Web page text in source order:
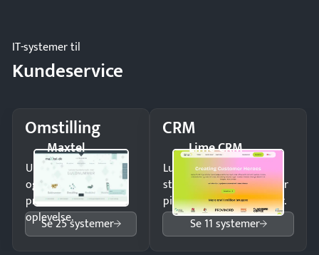
IT-systemer til
Kundeservice
Omstilling
Maxtel
Undgå tabte opkald
og giv kunderne en
professionel
oplevelse.
Se 25 systemer
CRM
Lime CRM
Luk flere salg med et
struktureret overblik over
pipeline og opfølgninger.
Se 11 systemer